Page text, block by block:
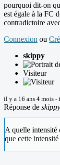
pourquoi dit-on
est égale à la FC
contradictoire
Connexion ou
skippy
Visiteur
il y a 16 ans 4 mois -
Réponse de skippy
A quelle intensité
que cette